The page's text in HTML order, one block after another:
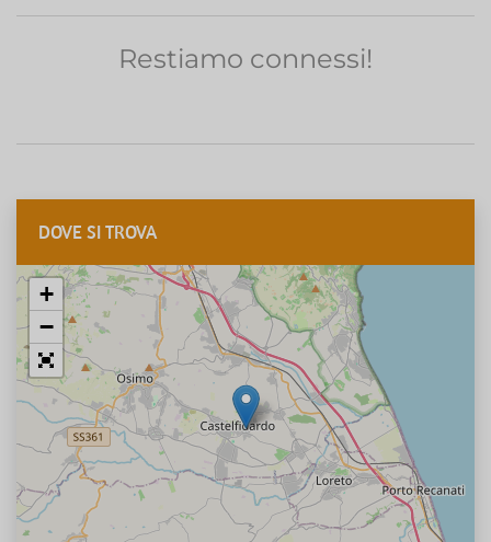
Restiamo connessi!
DOVE SI TROVA
+
−